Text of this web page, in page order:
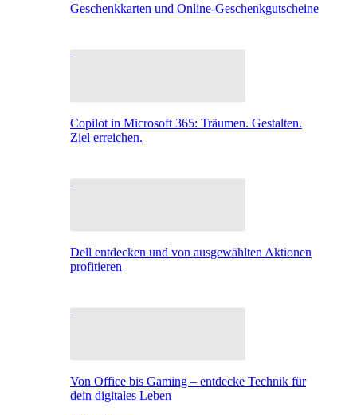
Geschenkkarten und Online-Geschenkgutscheine
Copilot in Microsoft 365: Träumen. Gestalten.
Ziel erreichen.
Dell entdecken und von ausgewählten Aktionen
profitieren
Von Office bis Gaming – entdecke Technik für
dein digitales Leben